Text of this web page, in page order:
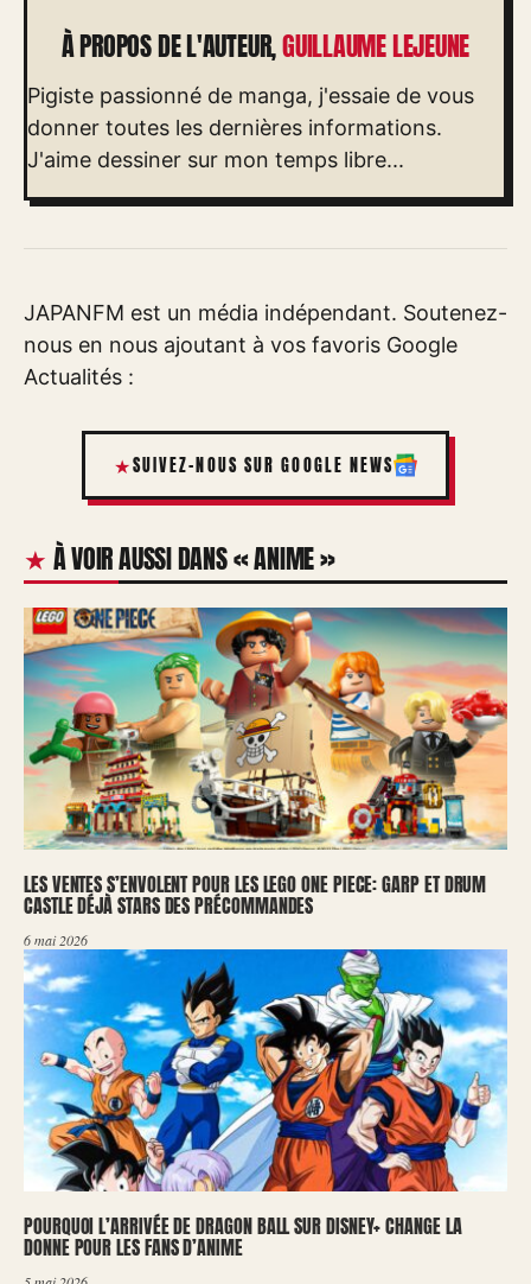
À PROPOS DE L'AUTEUR,GUILLAUME LEJEUNE
Pigiste passionné de manga, j'essaie de vous
donner toutes les dernières informations.
J'aime dessiner sur mon temps libre...
JAPANFM est un média indépendant. Soutenez-
nous en nous ajoutant à vos favoris Google
Actualités :
SUIVEZ-NOUS SUR GOOGLE NEWS
À VOIR AUSSI DANS « ANIME »
LES VENTES S’ENVOLENT POUR LES LEGO ONE PIECE: GARP ET DRUM
CASTLE DÉJÀ STARS DES PRÉCOMMANDES
6 mai 2026
POURQUOI L’ARRIVÉE DE DRAGON BALL SUR DISNEY+ CHANGE LA
DONNE POUR LES FANS D’ANIME